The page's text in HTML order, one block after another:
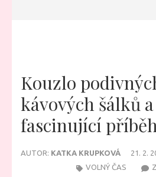
Kouzlo
kávových šálků
fascinující
AUTOR: KATKA KRUPKOVÁ
21. 2.
VOLNÝ ČAS